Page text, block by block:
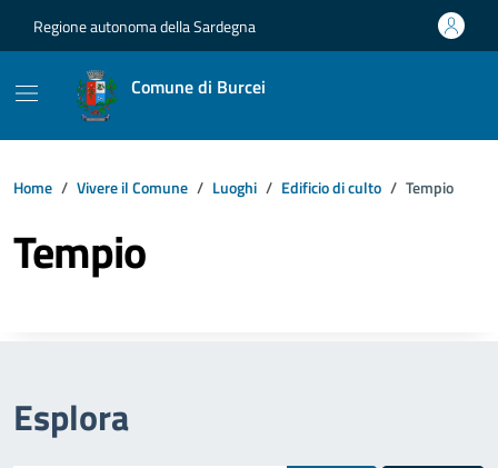
Regione autonoma della Sardegna
Comune di Burcei
Home Vivere il Comune Luoghi Edificio di culto Tempio
Tempio
Esplora